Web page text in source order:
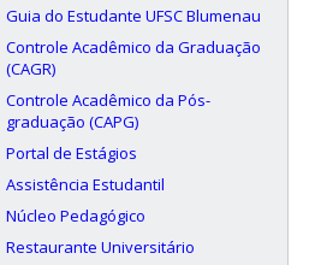
Guia do Estudante UFSC Blumenau
Controle Acadêmico da Graduação
(CAGR)
Controle Acadêmico da Pós-
graduação (CAPG)
Portal de Estágios
Assistência Estudantil
Núcleo Pedagógico
Restaurante Universitário